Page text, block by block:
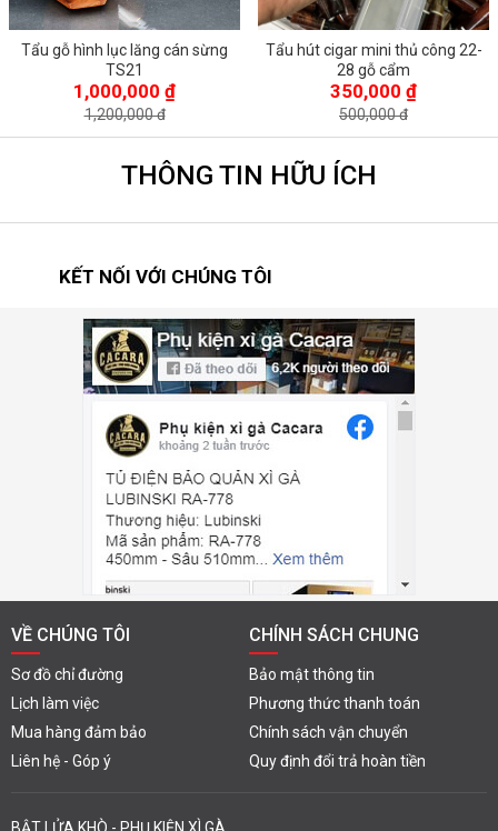
Tẩu gỗ hình lục lăng cán sừng
TS21
1,000,000 ₫
1,200,000 đ
Tẩu hút cigar mini thủ công 22-
28 gỗ cẩm
350,000 ₫
500,000 đ
THÔNG TIN HỮU ÍCH
KẾT NỐI VỚI CHÚNG TÔI
VỀ CHÚNG TÔI
Sơ đồ chỉ đường
Lịch làm việc
Mua hàng đảm bảo
Liên hệ - Góp ý
CHÍNH SÁCH CHUNG
Bảo mật thông tin
Phương thức thanh toán
Chính sách vận chuyển
Quy định đổi trả hoàn tiền
BẬT LỬA KHÒ - PHỤ KIỆN XÌ GÀ